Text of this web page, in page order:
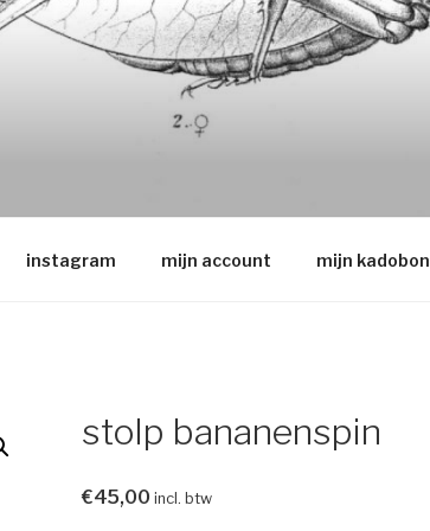
instagram mijn account mijn kadobon
stolp bananenspin
€45,00 incl. btw